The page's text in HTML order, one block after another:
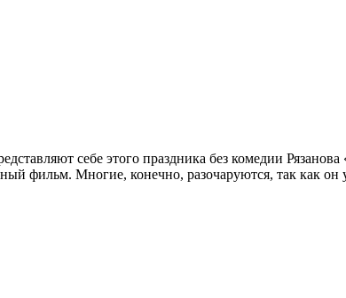
себе этого праздника без комедии
фильм. Многие, конечно, разочаруются, так как он